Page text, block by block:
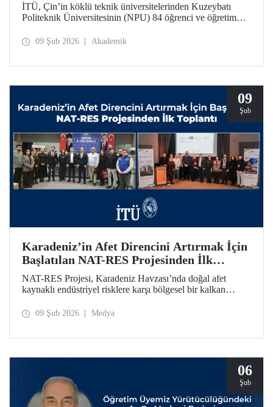
İTÜ, Çin’in köklü teknik üniversitelerinden Kuzeybatı
Politeknik Üniversitesinin (NPU) 84 öğrenci ve öğretim
arasındaki akademik iş birliği olanakları değerlendirildi.
09 Şub 2026 Akademik
09
Şub
Karadeniz’in Afet Direncini Artırmak İçin
Başlatılan NAT-RES Projesinden İlk
Toplantı
NAT-RES Projesi, Karadeniz Havzası’nda doğal afet
kaynaklı endüstriyel risklere karşı bölgesel bir kalkan
Yunanistan ve Ukrayna’dan paydaş kurumların iş birliğiyle
09 Şub 2026 Medya
06
Şub